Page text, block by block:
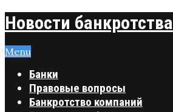
Новости банкротства
Menu
Банки
Правовые вопросы
Банкротство компаний